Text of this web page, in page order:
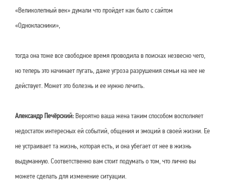
«Великолепный век» думали что пройдет как было с сайтом
«Однокласники»,
тогда она тоже все свободное время проводила в поисках незвесно чего,
но теперь это начинает пугать, даже угроза разрушения семьи на нее не
действует. Может это болезнь и ее нужно лечить.
Александр Печёрский: Вероятно ваша жена таким способом восполняет
недостаток интересных ей событий, общения и эмоций в своей жизни. Ее
не устраивает та жизнь, которая есть, и она убегает от нее в жизнь
выдуманную. Соответственно вам стоит подумать о том, что лично вы
можете сделать для изменение ситуации.